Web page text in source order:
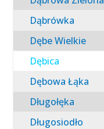
Dąbrówka
Dębe Wielkie
Dębica
Dębowa Łąka
Długołęka
Długosiodło